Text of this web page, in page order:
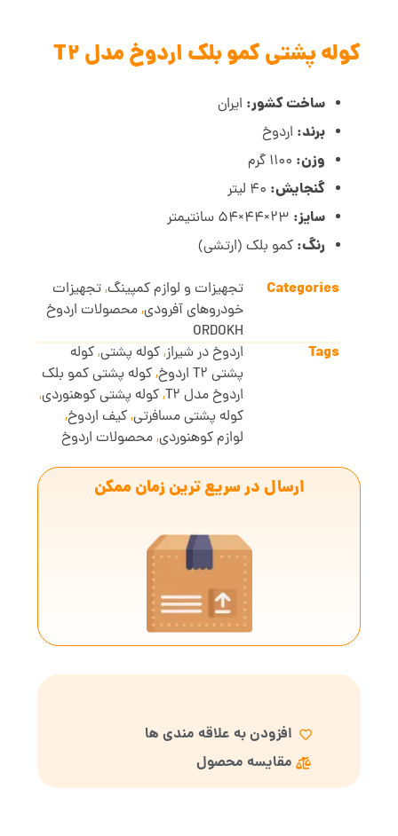
کوله پشتی کمو بلک اردوخ مدل T2
ساخت کشور: ایران
برند: اردوخ
وزن:
گنجایش:
سایز:
رنگ: کمو بلک (ارتشی)
Categories تجهیزات و لوازم کمپینگ,تجهیزات
خودروهای آفرودی,محصولات اردوخ
ORDOKH
Tags اردوخ در شیراز,کوله پشتی,کوله
پشتی T2 اردوخ
,کوله پشتی کمو بلک
اردوخ مدل T2
,کوله پشتی کوهنوردی,
کوله پشتی مسافرتی,کیف اردوخ,
لوازم کوهنوردی,محصولات اردوخ
ارسال در سریع ترین زمان ممکن
افزودن به علاقه مندی ها
مقایسه محصول